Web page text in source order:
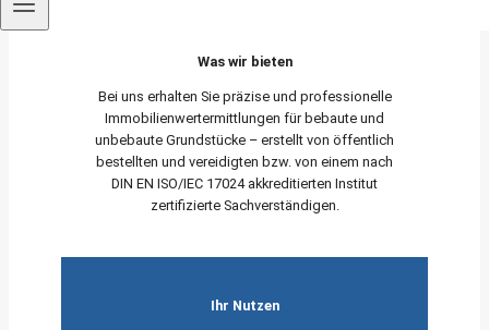
Was wir bieten
Bei uns erhalten Sie präzise und professionelle
Immobilienwertermittlungen für bebaute und
unbebaute Grundstücke – erstellt von öffentlich
bestellten und vereidigten bzw. von einem nach
DIN EN ISO/IEC 17024 akkreditierten Institut
zertifizierte Sachverständigen.
Ihr Nutzen